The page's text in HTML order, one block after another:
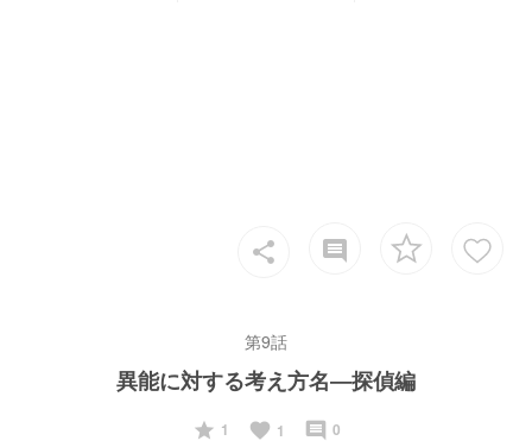
share insert_comment
第9話
異能に対する考え方名―探偵編
start
1 favorite 1 insert_comment 0